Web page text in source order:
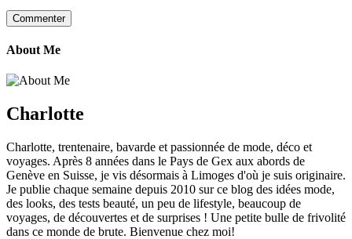
About Me
Charlotte
Charlotte, trentenaire, bavarde et passionnée de mode, déco et
voyages. Après 8 années dans le Pays de Gex aux abords de
Genève en Suisse, je vis désormais à Limoges d'où je suis originaire.
Je publie chaque semaine depuis 2010 sur ce blog des idées mode,
des looks, des tests beauté, un peu de lifestyle, beaucoup de
voyages, de découvertes et de surprises ! Une petite bulle de frivolité
dans ce monde de brute. Bienvenue chez moi!